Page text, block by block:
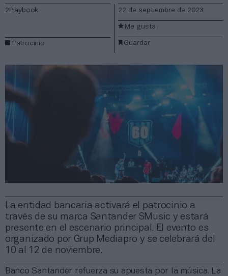
La entidad bancaria activará el patrocinio a
través de su marca Santander SMusic y estará
presente en el escenario principal. El evento es
organizado por Grup Mediapro y se celebrará del
10 al 12 de noviembre.
2Playbook
Patrocinio
22 de septiembre de 2023
Guardar
Me gusta
Banco Santander refuerza su apuesta por la música. La